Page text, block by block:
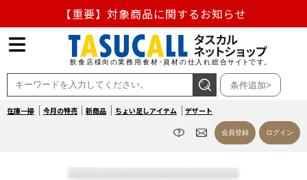
【重要】対象商品に関するお知らせ
【重要】熊本地震の影響による商品出荷停止のお知らせ
熊本県熊本地方を震源とする地震の影響によるお荷物のお
届け遅延について
条件追加>
在庫一掃 今月の特売 新商品 ちょい足しアイテム デザート
会員登録 ログイン